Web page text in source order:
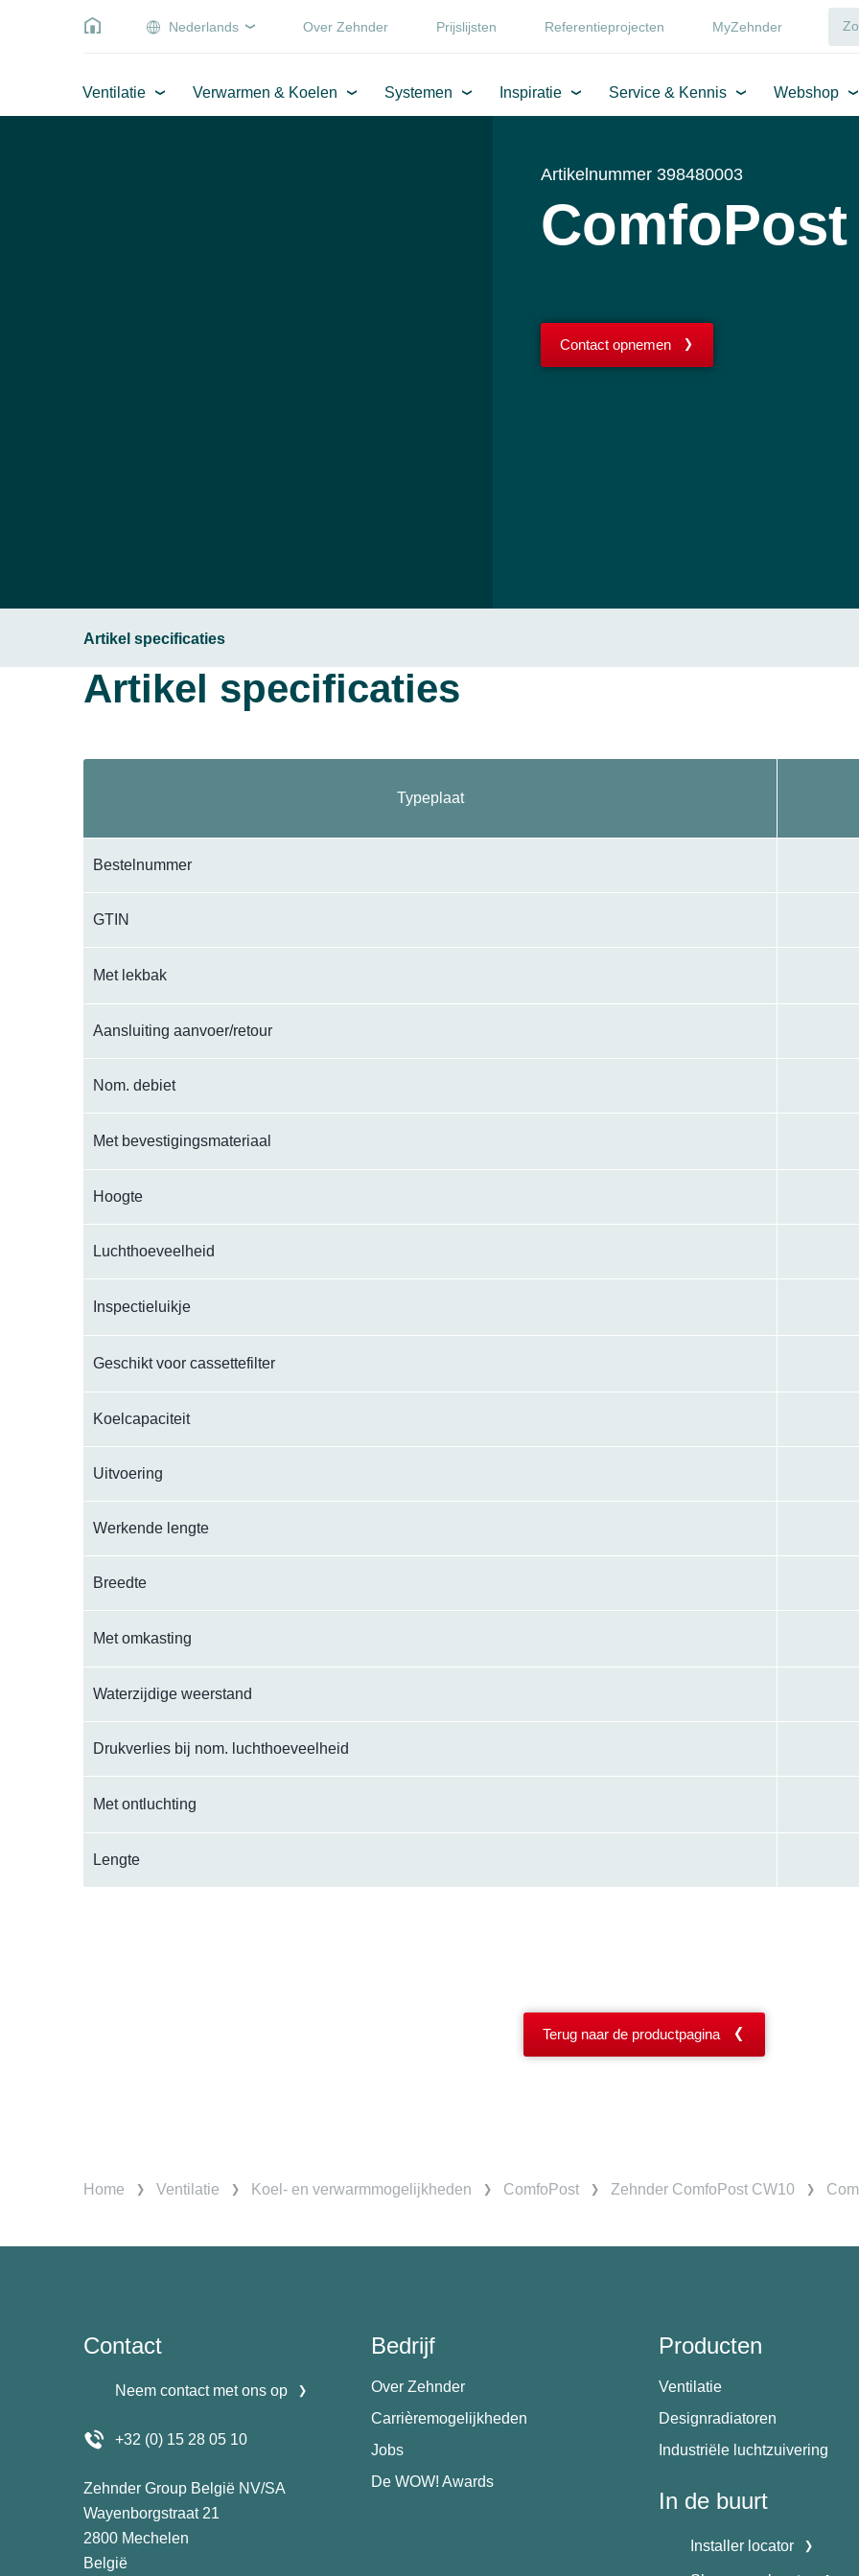
Nederlands Over Zehnder Prijslijsten Referentieprojecten MyZehnder
Ventilatie Verwarmen & Koelen Systemen Inspiratie Service & Kennis Webshop
Artikelnummer 398480003
ComfoPost
Contact opnemen
Artikel specificaties
Artikel specificaties
Typeplaat
Bestelnummer
GTIN
Met lekbak
Aansluiting aanvoer/retour
Nom. debiet
Met bevestigingsmateriaal
Hoogte
Luchthoeveelheid
Inspectieluikje
Geschikt voor cassettefilter
Koelcapaciteit
Uitvoering
Werkende lengte
Breedte
Met omkasting
Waterzijdige weerstand
Drukverlies bij nom. luchthoeveelheid
Met ontluchting
Lengte
Terug naar de productpagina
Home Ventilatie Koel- en verwarmmogelijkheden ComfoPost Zehnder ComfoPost CW10
Contact
Neem contact met ons op
+32 (0) 15 28 05 10
Zehnder Group België NV/SA
Wayenborgstraat 21
2800 Mechelen
België
Bedrijf
Over Zehnder
Carrièremogelijkheden
Jobs
De WOW! Awards
Producten
Ventilatie
Designradiatoren
Industriële luchtzuivering
In de buurt
Installer locator